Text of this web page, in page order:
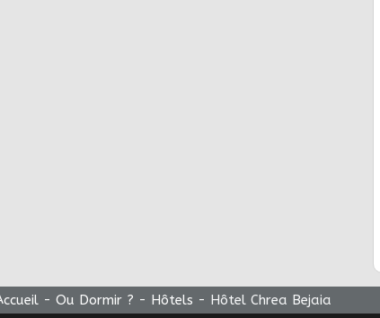
- Ou Dormir ? - Hôtels - Hôtel Chrea Bejaia